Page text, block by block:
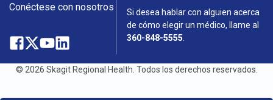
Conéctese con nosotros
Facebook
Abre
en
X
Abre
en
YouTube
Abre
en
LinkedIn
Abre
en
Si desea hablar con alguien acerca
de cómo elegir un médico, llame al
360-848-5555
© 2026 Skagit Regional Health. Todos los derechos reservados.